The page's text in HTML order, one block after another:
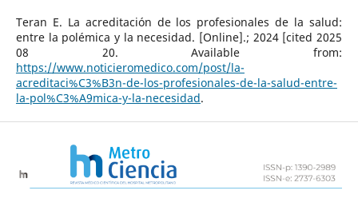
Teran E. La acreditación de los profesionales de la salud:
entre la polémica y la necesidad. [Online].; 2024 [cited 2025
08 20. Available from:
https://www.noticieromedico.com/post/la-
acreditaci%C3%B3n-de-los-profesionales-de-la-salud-entre-
la-pol%C3%A9mica-y-la-necesidad.